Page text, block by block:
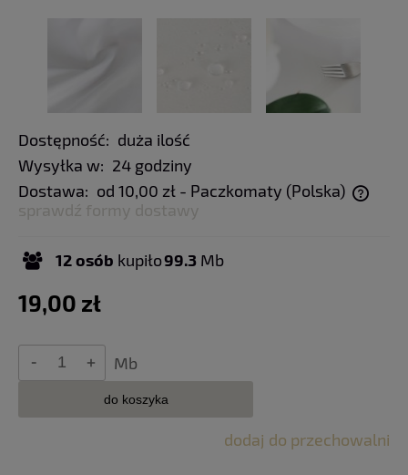
Dostępność: duża ilość
Wysyłka w: 24 godziny
Dostawa: od 10,00 zł - Paczkomaty (Polska)
Cena nie zawiera ewentualnych kosztów płatności
sprawdź formy dostawy
12osób kupiło99.3 Mb
19,00 zł
Mb
do koszyka
dodaj do przechowalni